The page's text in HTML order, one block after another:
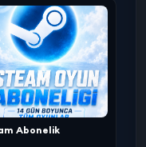
Abonelik